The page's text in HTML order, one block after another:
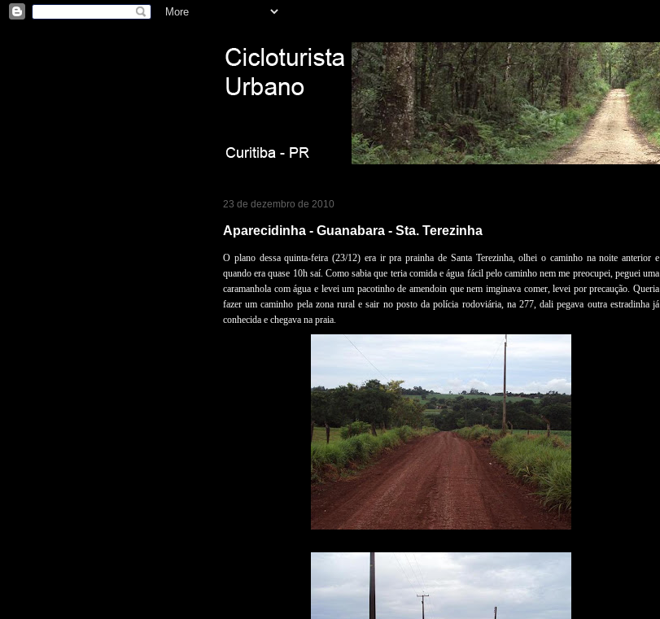
23 de dezembro de 2010
Aparecidinha - Guanabara - Sta. Terezinha
O plano dessa quinta-feira (23/12) era ir pra prainha de Santa Terezinha, olhei o caminho na noite anterior e
quando era quase 10h saí. Como sabia que teria comida e água fácil pelo caminho nem me preocupei, peguei uma
caramanhola com água e levei um pacotinho de amendoin que nem imginava comer, levei por precaução. Queria
fazer um caminho pela zona rural e sair no posto da polícia rodoviária, na 277, dali pegava outra estradinha já
conhecida e chegava na praia.